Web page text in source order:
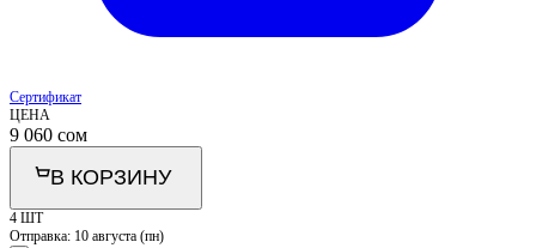
Сертификат
ЦЕНА
9 060 сом
В КОРЗИНУ
4 ШТ
Отправка: 10 августа (пн)